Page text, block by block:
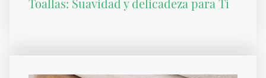
Toallas: Suavidad y delicadeza para Ti